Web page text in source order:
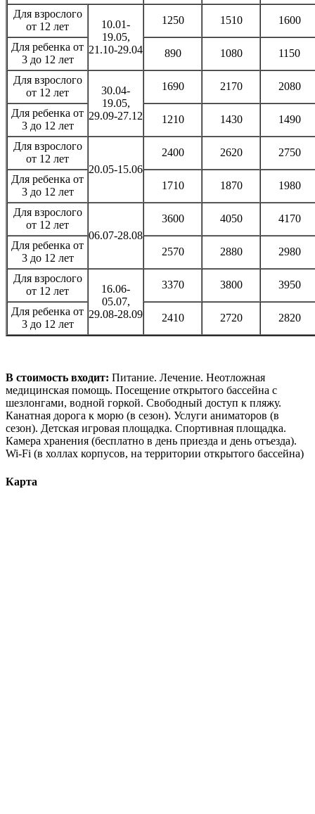
Для взрослого
от 12 лет
10.01-
19.05,
21.10-29.04
1250 1510 1600
Для ребенка от
3 до 12 лет
890 1080 1150
Для взрослого
от 12 лет
30.04-
19.05,
29.09-27.12
1690 2170 2080
Для ребенка от
3 до 12 лет
1210 1430 1490
Для взрослого
от 12 лет
20.05-15.06
2400 2620 2750
Для ребенка от
3 до 12 лет
1710 1870 1980
Для взрослого
от 12 лет
06.07-28.08
3600 4050 4170
Для ребенка от
3 до 12 лет
2570 2880 2980
Для взрослого
от 12 лет
16.06-
05.07,
29.08-28.09
3370 3800 3950
Для ребенка от
3 до 12 лет
2410 2720 2820
В стоимость входит: Питание. Лечение. Неотложная
медицинская помощь. Посещение открытого бассейна с
шезлонгами, водной горкой. Свободный доступ к пляжу.
Канатная дорога к морю (в сезон). Услуги аниматоров (в
сезон). Детская игровая площадка. Спортивная площадка.
Камера хранения (бесплатно в день приезда и день отъезда).
Wi-Fi (в холлах корпусов, на территории открытого бассейна)
Карта